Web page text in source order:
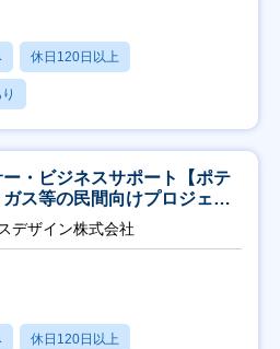
休日120日以上
・ビジネスサポート【ポテ
ス等の民間向けプロジェク
デザイン株式会社
休日120日以上